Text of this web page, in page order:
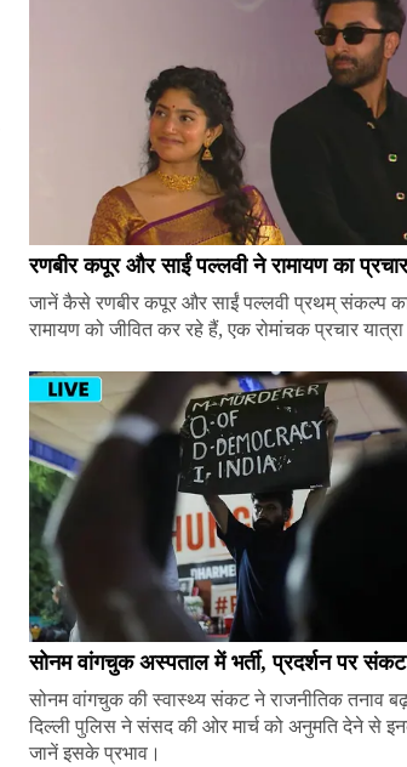
रणबीर कपूर और साईं पल्लवी ने रामायण का
जानें कैसे रणबीर कपूर और साईं पल्लवी प्रथम् संकल्प
रामायण को जीवित कर रहे हैं, एक रोमांचक प्रचार
सोनम वांगचुक अस्पताल में भर्ती, प्रदर्शन पर संकट
सोनम वांगचुक की स्वास्थ्य संकट ने राजनीतिक तनाव
दिल्ली पुलिस ने संसद की ओर मार्च को अनुमति देने से
जानें इसके प्रभाव।